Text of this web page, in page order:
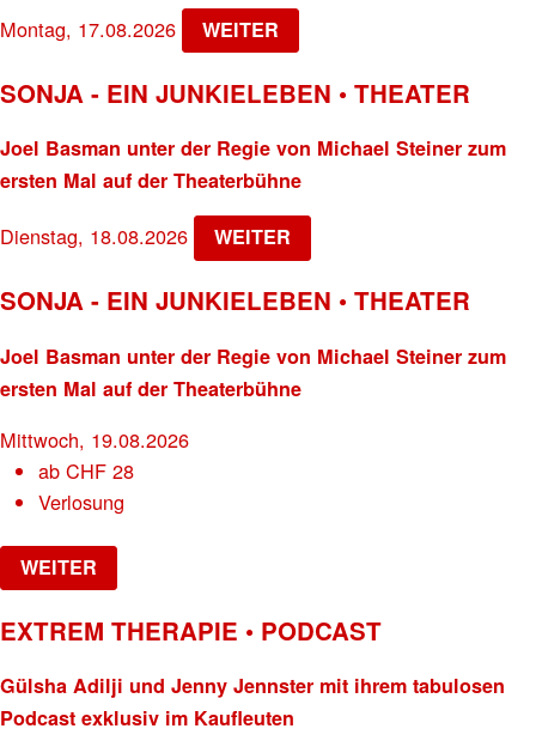
Montag, 17.08.2026 WEITER
SONJA - EIN JUNKIELEBEN • THEATER
Joel Basman unter der Regie von Michael Steiner zum
ersten Mal auf der Theaterbühne
Dienstag, 18.08.2026 WEITER
SONJA - EIN JUNKIELEBEN • THEATER
Joel Basman unter der Regie von Michael Steiner zum
ersten Mal auf der Theaterbühne
Mittwoch, 19.08.2026
abCHF 28
Verlosung
WEITER
EXTREM THERAPIE • PODCAST
Gülsha Adilji und Jenny Jennster mit ihrem tabulosen
Podcast exklusiv im Kaufleuten